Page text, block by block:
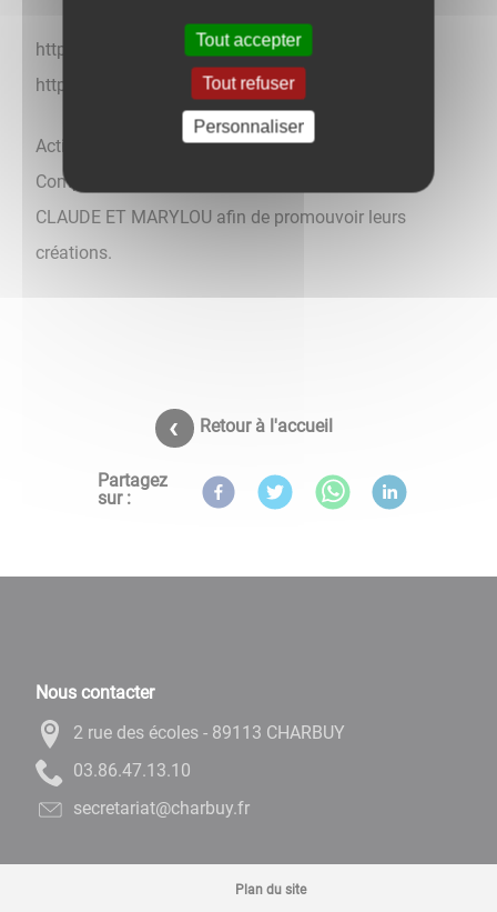
http://claude-marylou.fr -
http://www.facebook.com/claudeetmarylou
Activités : représentation des Artistes, Auteurs
Compositeurs Interprètes de Chansons Françaises
CLAUDE ET MARYLOU afin de promouvoir leurs
créations.
Retour à l'accueil
Partagez
sur :
Nous contacter
2 rue des écoles - 89113 CHARBUY
01.31.74.68.30
rf.yubrahc@tairaterces
Plan du site
Tout accepter
Tout refuser
Personnaliser